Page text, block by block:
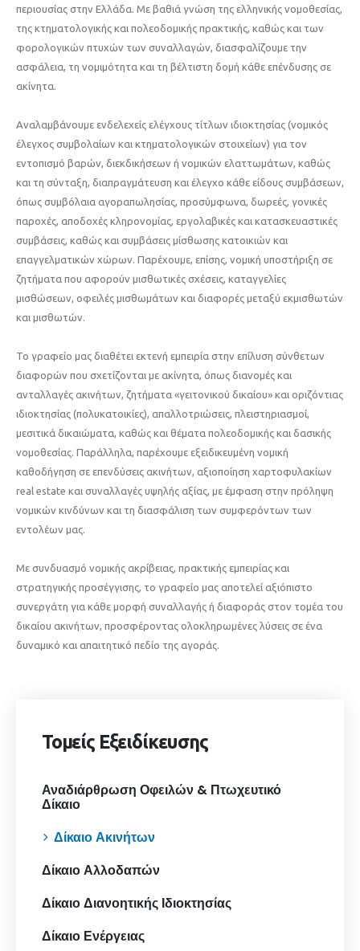
περιουσίας στην Ελλάδα. Με βαθιά γνώση της ελληνικής νομοθεσίας,
της κτηματολογικής και πολεοδομικής πρακτικής, καθώς και των
φορολογικών πτυχών των συναλλαγών, διασφαλίζουμε την
ασφάλεια, τη νομιμότητα και τη βέλτιστη δομή κάθε επένδυσης σε
ακίνητα.
Αναλαμβάνουμε ενδελεχείς ελέγχους τίτλων ιδιοκτησίας (νομικός
έλεγχος συμβολαίων και κτηματολογικών στοιχείων) για τον
εντοπισμό βαρών, διεκδικήσεων ή νομικών ελαττωμάτων, καθώς
και τη σύνταξη, διαπραγμάτευση και έλεγχο κάθε είδους συμβάσεων,
όπως συμβόλαια αγοραπωλησίας, προσύμφωνα, δωρεές, γονικές
παροχές, αποδοχές κληρονομίας, εργολαβικές και κατασκευαστικές
συμβάσεις, καθώς και συμβάσεις μίσθωσης κατοικιών και
επαγγελματικών χώρων. Παρέχουμε, επίσης, νομική υποστήριξη σε
ζητήματα που αφορούν μισθωτικές σχέσεις, καταγγελίες
μισθώσεων, οφειλές μισθωμάτων και διαφορές μεταξύ εκμισθωτών
και μισθωτών.
Το γραφείο μας διαθέτει εκτενή εμπειρία στην επίλυση σύνθετων
διαφορών που σχετίζονται με ακίνητα, όπως διανομές και
ανταλλαγές ακινήτων, ζητήματα «γειτονικού δικαίου» και οριζόντιας
ιδιοκτησίας (πολυκατοικίες), απαλλοτριώσεις, πλειστηριασμοί,
μεσιτικά δικαιώματα, καθώς και θέματα πολεοδομικής και δασικής
νομοθεσίας. Παράλληλα, παρέχουμε εξειδικευμένη νομική
καθοδήγηση σε επενδύσεις ακινήτων, αξιοποίηση χαρτοφυλακίων
real estate και συναλλαγές υψηλής αξίας, με έμφαση στην πρόληψη
νομικών κινδύνων και τη διασφάλιση των συμφερόντων των
εντολέων μας.
Με συνδυασμό νομικής ακρίβειας, πρακτικής εμπειρίας και
στρατηγικής προσέγγισης, το γραφείο μας αποτελεί αξιόπιστο
συνεργάτη για κάθε μορφή συναλλαγής ή διαφοράς στον τομέα του
δικαίου ακινήτων, προσφέροντας ολοκληρωμένες λύσεις σε ένα
δυναμικό και απαιτητικό πεδίο της αγοράς.
Τομείς Εξειδίκευσης
Αναδιάρθρωση Οφειλών & Πτωχευτικό
Δίκαιο
Δίκαιο Ακινήτων
Δίκαιο Αλλοδαπών
Δίκαιο Διανοητικής Ιδιοκτησίας
Δίκαιο Ενέργειας